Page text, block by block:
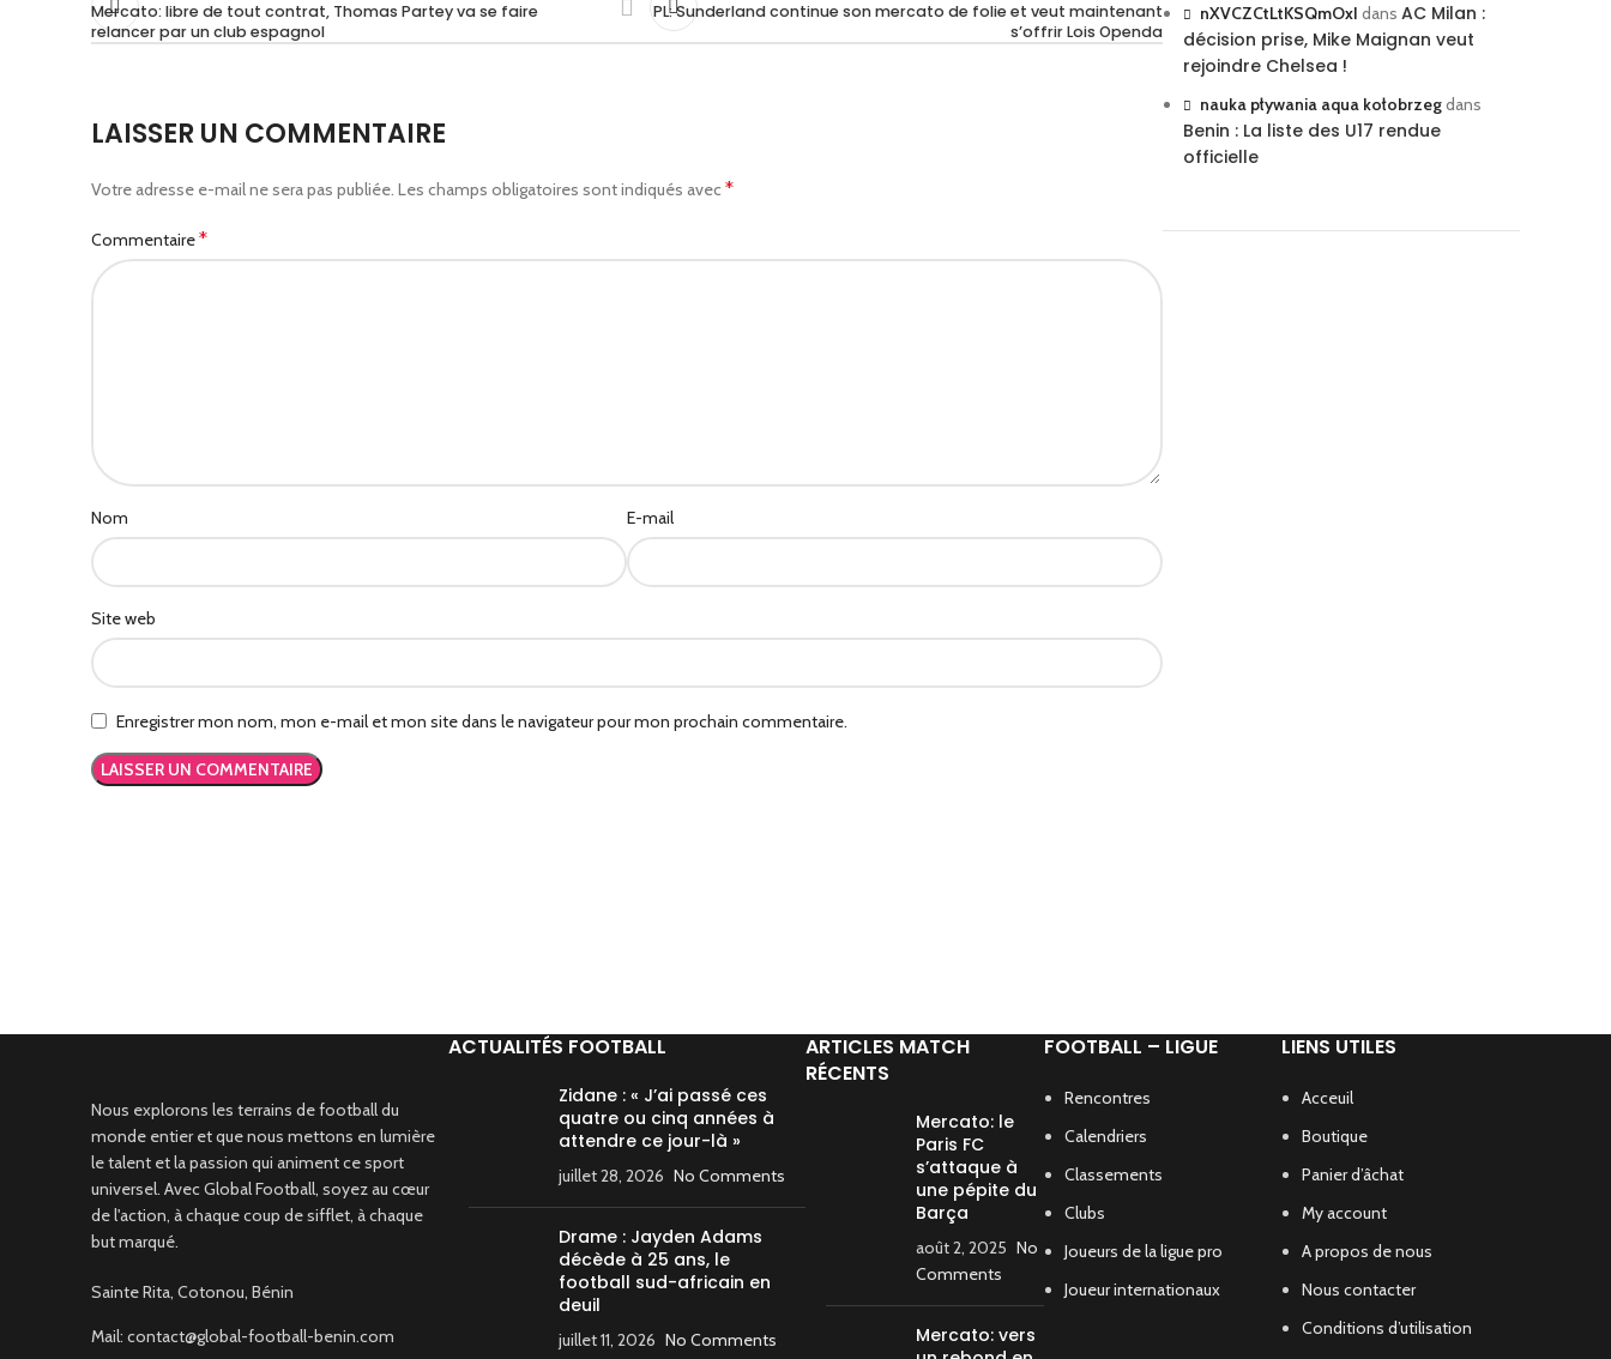
Mercato: libre de tout contrat, Thomas Partey va se faire
relancer par un club espagnol
PL: Sunderland continue son mercato de folie et veut maintenant
s’offrir Lois Openda
LAISSER UN COMMENTAIRE
Votre adresse e-mail ne sera pas publiée. Les champs obligatoires sont indiqués avec *
Commentaire*
Nom E-mail
Site web
Enregistrer mon nom, mon e-mail et mon site dans le navigateur pour mon prochain commentaire.
nXVCZCtLtKSQmOxI dans AC Milan :
décision prise, Mike Maignan veut
rejoindre Chelsea !
nauka pływania aqua kołobrzegdans
Benin : La liste des U17 rendue
officielle
Nous explorons les terrains de football du
monde entier et que nous mettons en lumière
le talent et la passion qui animent ce sport
universel. Avec Global Football, soyez au cœur
de l'action, à chaque coup de sifflet, à chaque
but marqué.
Sainte Rita, Cotonou, Bénin
Mail: contact@global-football-benin.com
ACTUALITÉS FOOTBALL
Zidane : « J’ai passé ces
quatre ou cinq années à
attendre ce jour-là »
juillet 28, 2026 No Comments
Drame : Jayden Adams
décède à 25 ans, le
football sud-africain en
deuil
juillet 11, 2026 No Comments
ARTICLES MATCH
RÉCENTS
Mercato: le
Paris FC
s’attaque à
une pépite du
Barça
août 2, 2025 No
Comments
Mercato: vers
FOOTBALL – LIGUE
Rencontres
Calendriers
Classements
Clubs
Joueurs de la ligue pro
Joueur internationaux
LIENS UTILES
Acceuil
Boutique
Panier d’âchat
My account
A propos de nous
Nous contacter
Conditions d’utilisation